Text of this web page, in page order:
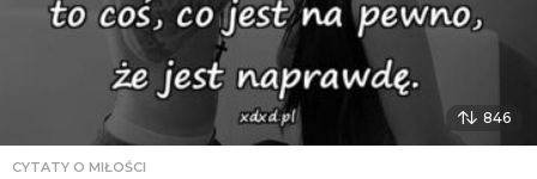
846
CYTATY O MIŁOŚCI